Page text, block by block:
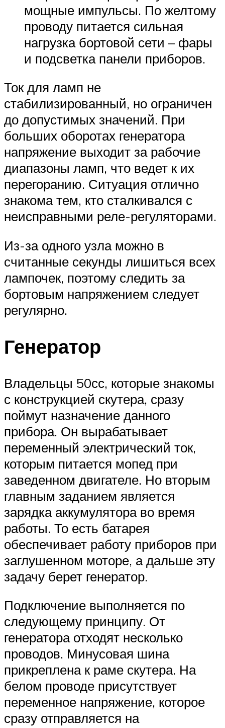
мощные импульсы. По желтому
проводу питается сильная
нагрузка бортовой сети – фары
и подсветка панели приборов.
Ток для ламп не
стабилизированный, но ограничен
до допустимых значений. При
больших оборотах генератора
напряжение выходит за рабочие
диапазоны ламп, что ведет к их
перегоранию. Ситуация отлично
знакома тем, кто сталкивался с
неисправными реле-регуляторами.
Из-за одного узла можно в
считанные секунды лишиться всех
лампочек, поэтому следить за
бортовым напряжением следует
регулярно.
Генератор
Владельцы 50сс, которые знакомы
с конструкцией скутера, сразу
поймут назначение данного
прибора. Он вырабатывает
переменный электрический ток,
которым питается мопед при
заведенном двигателе. Но вторым
главным заданием является
зарядка аккумулятора во время
работы. То есть батарея
обеспечивает работу приборов при
заглушенном моторе, а дальше эту
задачу берет генератор.
Подключение выполняется по
следующему принципу. От
генератора отходят несколько
проводов. Минусовая шина
прикреплена к раме скутера. На
белом проводе присутствует
переменное напряжение, которое
сразу отправляется на